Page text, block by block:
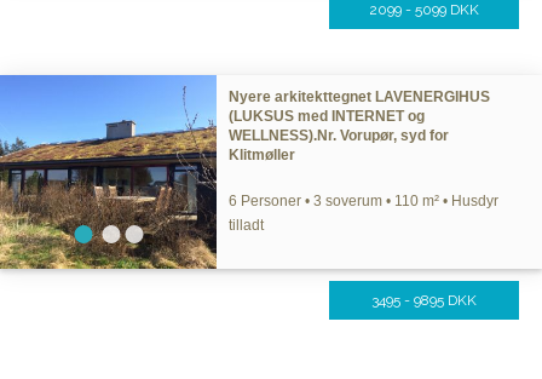
2099 - 5099 DKK
Nyere arkitekttegnet LAVENERGIHUS
(LUKSUS med INTERNET og
WELLNESS).Nr. Vorupør, syd for
Klitmøller
6 Personer • 3 soverum • 110 m² • Husdyr
tilladt
3495 - 9895 DKK